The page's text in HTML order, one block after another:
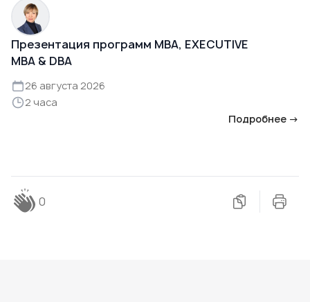
Презентация программ MBA, EXECUTIVE
MBA & DBA
26 августа 2026
2 часа
Подробнее →
0